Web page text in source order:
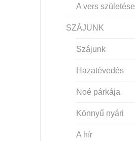
A vers születése
SZÁJUNK
Szájunk
Hazatévedés
Noé párkája
Könnyű nyári
A hír